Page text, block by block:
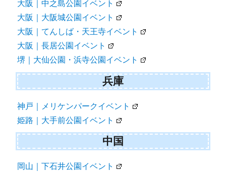
大阪｜中之島公園イベント
大阪｜大阪城公園イベント
大阪｜てんしば・天王寺イベント
大阪｜長居公園イベント
堺｜大仙公園・浜寺公園イベント
兵庫
神戸｜メリケンパークイベント
姫路｜大手前公園イベント
中国
岡山｜下石井公園イベント